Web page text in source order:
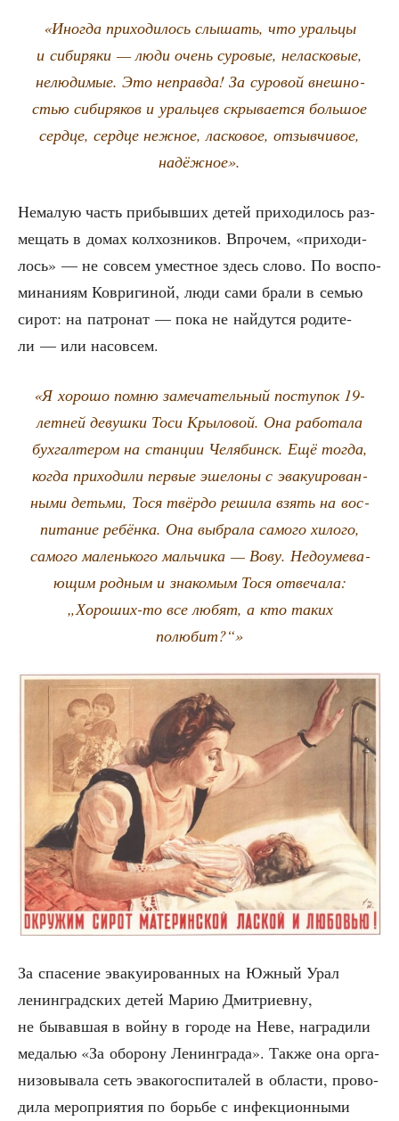
«Ино­гда при­хо­ди­лось слы­шать, что ураль­цы
и сиби­ря­ки — люди очень суро­вые, нелас­ко­вые,
нелю­ди­мые. Это неправ­да! За суро­вой внеш­но­
стью сиби­ря­ков и ураль­цев скры­ва­ет­ся боль­шое
серд­це, серд­це неж­ное, лас­ко­вое, отзыв­чи­вое,
надёжное».
Нема­лую часть при­быв­ших детей при­хо­ди­лось раз­
ме­щать в домах кол­хоз­ни­ков. Впро­чем, «при­хо­ди­
лось» — не совсем умест­ное здесь сло­во. По вос­по­
ми­на­ни­ям Коври­ги­ной, люди сами бра­ли в семью
сирот: на патро­нат — пока не най­дут­ся роди­те­
ли — или насовсем.
«Я хоро­шо пом­ню заме­ча­тель­ный посту­пок 19-
лет­ней девуш­ки Тоси Кры­ло­вой. Она рабо­та­ла
бух­гал­те­ром на стан­ции Челя­бинск. Ещё тогда,
когда при­хо­ди­ли пер­вые эше­ло­ны с эва­ку­и­ро­ван­
ны­ми детьми, Тося твёр­до реши­ла взять на вос­
пи­та­ние ребён­ка. Она выбра­ла само­го хило­го,
само­го малень­ко­го маль­чи­ка — Вову. Недо­уме­ва­
ю­щим род­ным и зна­ко­мым Тося отве­ча­ла:
„Хоро­ших-то все любят, а кто таких
полюбит?“»
За спа­се­ние эва­ку­и­ро­ван­ных на Южный Урал
ленин­град­ских детей Марию Дмит­ри­ев­ну,
не бывав­шая в вой­ну в горо­де на Неве, награ­ди­ли
меда­лью «За обо­ро­ну Ленин­гра­да». Так­же она орга­
ни­зо­вы­ва­ла сеть эва­ко­гос­пи­та­лей в обла­сти, про­во­
ди­ла меро­при­я­тия по борь­бе с инфек­ци­он­ны­ми